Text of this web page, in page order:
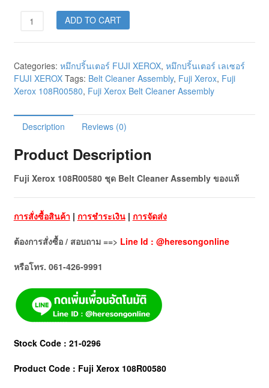
ADD TO CART
Categories: หมึกปริ้นเตอร์ FUJI XEROX, หมึกปริ้นเตอร์ เลเซอร์
FUJI XEROX Tags: Belt Cleaner Assembly, Fuji Xerox, Fuji
Xerox 108R00580, Fuji Xerox Belt Cleaner Assembly
Description Reviews (0)
Product Description
Fuji Xerox 108R00580 ชุด Belt Cleaner Assembly ของแท้
การสั่งซื้อสินค้า | การชำระเงิน| การจัดส่ง
ต้องการสั่งซื้อ / สอบถาม ==> Line Id : @heresongonline
หรือโทร. 061-426-9991
Stock Code : 21-0296
Product Code : Fuji Xerox 108R00580